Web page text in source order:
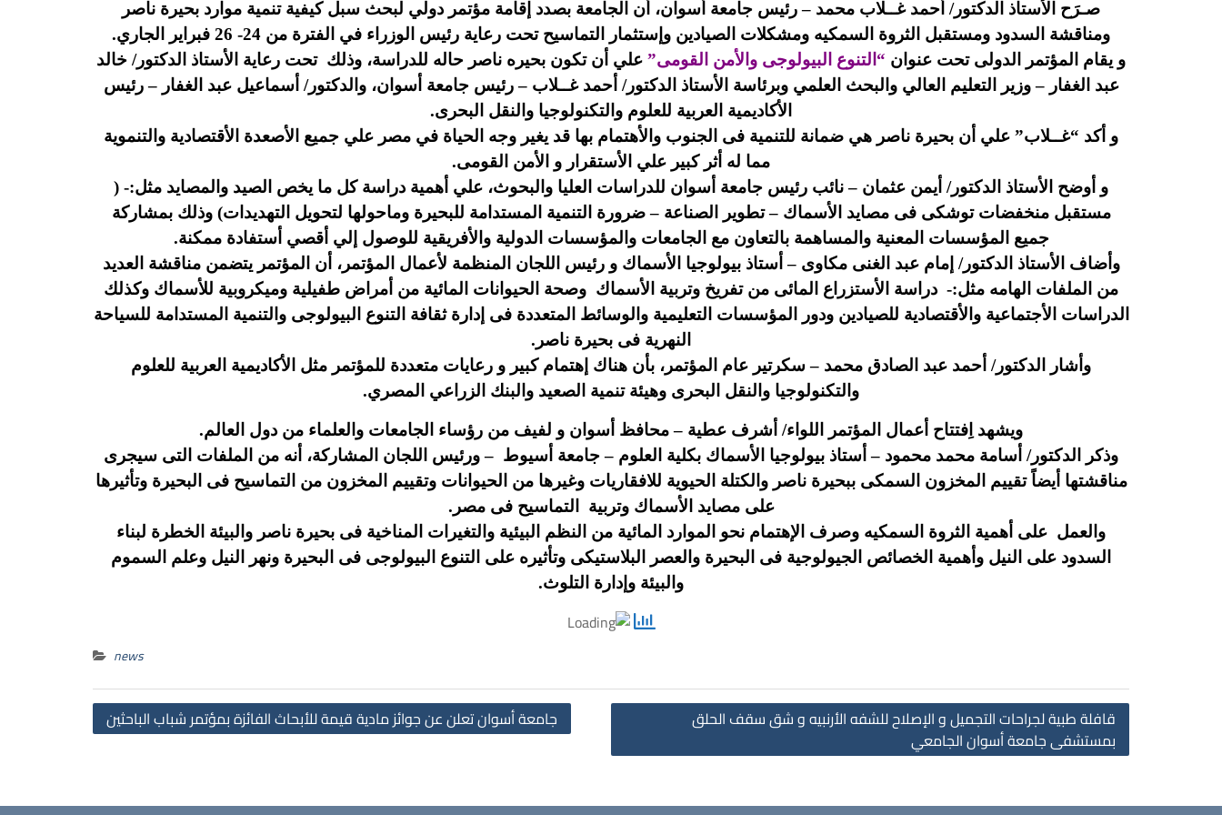
صـرَح الأستاذ الدكتور/ أحمد غــلاب محمد – رئيس جامعة أسوان، أن الجامعة بصدد إقامة مؤتمر دولي لبحث سبل كيفية تنمية موارد بحيرة ناصر
ومناقشة السدود ومستقبل الثروة السمكيه ومشكلات الصيادين وإستثمار التماسيح تحت رعاية رئيس الوزراء في الفترة من 24- 26 فبراير الجاري.
و يقام المؤتمر الدولى تحت عنوان “التنوع البيولوجى والأمن القومى” علي أن تكون بحيره ناصر حاله للدراسة، وذلك تحت رعاية الأستاذ الدكتور/ خالد
عبد الغفار – وزير التعليم العالي والبحث العلمي وبرئاسة الأستاذ الدكتور/ أحمد غــلاب – رئيس جامعة أسوان، والدكتور/ أسماعيل عبد الغفار – رئيس
الأكاديمية العربية للعلوم والتكنولوجيا والنقل البحرى.
و أكد “غــلاب” علي أن بحيرة ناصر هي ضمانة للتنمية فى الجنوب والأهتمام بها قد يغير وجه الحياة في مصر علي جميع الأصعدة الأقتصادية والتنموية
مما له أثر كبير علي الأستقرار و الأمن القومى.
و أوضح الأستاذ الدكتور/ أيمن عثمان – نائب رئيس جامعة أسوان للدراسات العليا والبحوث، علي أهمية دراسة كل ما يخص الصيد والمصايد مثل:- (
مستقبل منخفضات توشكى فى مصايد الأسماك – تطوير الصناعة – ضرورة التنمية المستدامة للبحيرة وماحولها لتحويل التهديدات) وذلك بمشاركة
جميع المؤسسات المعنية والمساهمة بالتعاون مع الجامعات والمؤسسات الدولية والأفريقية للوصول إلي أقصي أستفادة ممكنة.
وأضاف الأستاذ الدكتور/ إمام عبد الغنى مكاوى – أستاذ بيولوجيا الأسماك و رئيس اللجان المنظمة لأعمال المؤتمر، أن المؤتمر يتضمن مناقشة العديد
من الملفات الهامه مثل:- دراسة الأستزراع المائى من تفريخ وتربية الأسماك وصحة الحيوانات المائية من أمراض طفيلية وميكروبية للأسماك وكذلك
الدراسات الأجتماعية والأقتصادية للصيادين ودور المؤسسات التعليمية والوسائط المتعددة فى إدارة ثقافة التنوع البيولوجى والتنمية المستدامة للسياحة
النهرية فى بحيرة ناصر.
وأشار الدكتور/ أحمد عبد الصادق محمد – سكرتير عام المؤتمر، بأن هناك إهتمام كبير و رعايات متعددة للمؤتمر مثل الأكاديمية العربية للعلوم
والتكنولوجيا والنقل البحرى وهيئة تنمية الصعيد والبنك الزراعي المصري.
ويشهد اِفتتاح أعمال المؤتمر اللواء/ أشرف عطية – محافظ أسوان و لفيف من رؤساء الجامعات والعلماء من دول العالم.
وذكر الدكتور/ أسامة محمد محمود – أستاذ بيولوجيا الأسماك بكلية العلوم – جامعة أسيوط – ورئيس اللجان المشاركة، أنه من الملفات التى سيجرى
مناقشتها أيضاً تقييم المخزون السمكى ببحيرة ناصر والكتلة الحيوية للافقاريات وغيرها من الحيوانات وتقييم المخزون من التماسيح فى البحيرة وتأثيرها
على مصايد الأسماك وتربية التماسيح فى مصر.
والعمل على أهمية الثروة السمكيه وصرف الإهتمام نحو الموارد المائية من النظم البيئية والتغيرات المناخية فى بحيرة ناصر والبيئة الخطرة لبناء
السدود على النيل وأهمية الخصائص الجيولوجية فى البحيرة والعصر البلاستيكى وتأثيره على التنوع البيولوجى فى البحيرة ونهر النيل وعلم السموم
والبيئة وإدارة التلوث.
news
جامعة أسوان تعلن عن جوائز مادية قيمة للأبحاث الفائزة بمؤتمر شباب الباحثين
قافلة طبية لجراحات التجميل و الإصلاح للشفه الأرنبيه و شق سقف الحلق
بمستشفى جامعة أسوان الجامعي